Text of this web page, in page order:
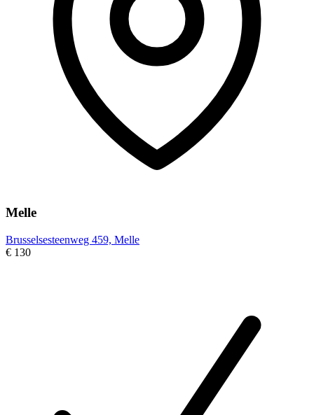
Melle
Brusselsesteenweg 459, Melle
€ 130